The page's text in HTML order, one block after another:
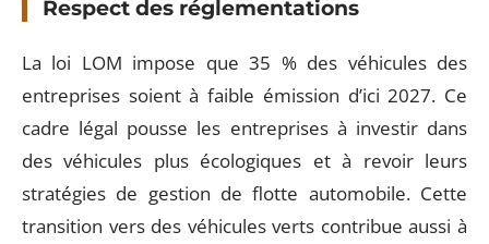
Respect des réglementations
La loi LOM impose que 35 % des véhicules des
entreprises soient à faible émission d’ici 2027. Ce
cadre légal pousse les entreprises à investir dans
des véhicules plus écologiques et à revoir leurs
stratégies de gestion de flotte automobile. Cette
transition vers des véhicules verts contribue aussi à